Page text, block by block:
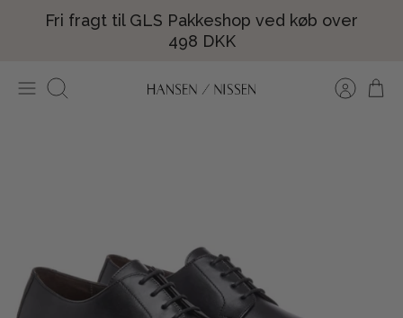
Fri fragt til GLS Pakkeshop ved køb over
498 DKK
Søg